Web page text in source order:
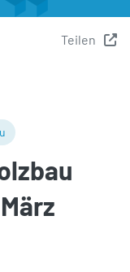
Teilen